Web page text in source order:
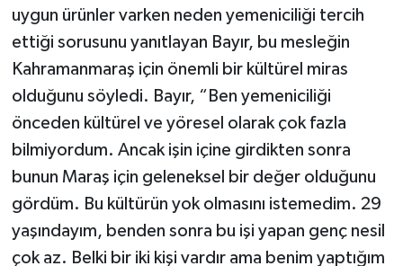
uygun ürünler varken neden yemeniciliği tercih
ettiği sorusunu yanıtlayan Bayır, bu mesleğin
Kahramanmaraş için önemli bir kültürel miras
olduğunu söyledi. Bayır, “Ben yemeniciliği
önceden kültürel ve yöresel olarak çok fazla
bilmiyordum. Ancak işin içine girdikten sonra
bunun Maraş için geleneksel bir değer olduğunu
gördüm. Bu kültürün yok olmasını istemedim. 29
yaşındayım, benden sonra bu işi yapan genç nesil
çok az. Belki bir iki kişi vardır ama benim yaptığım